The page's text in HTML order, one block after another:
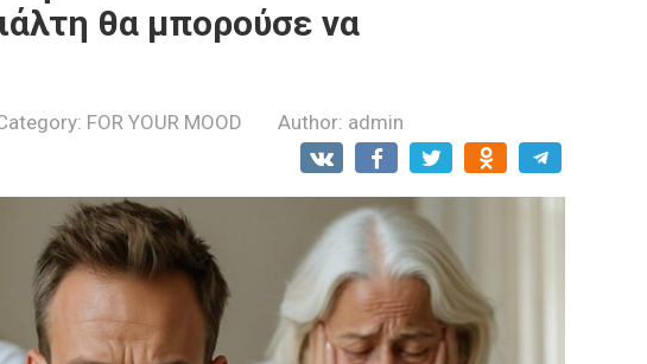
θα μπορούσε να
FOR YOUR MOOD Author: admin